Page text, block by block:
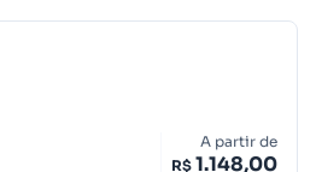
A partir de
R$ 1.148,00